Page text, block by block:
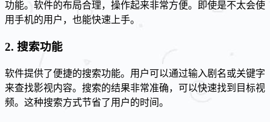
功能。软件的布局合理，操作起来非常方便。即使是不太会使
用手机的用户，也能快速上手。
2. 搜索功能
软件提供了便捷的搜索功能。用户可以通过输入剧名或关键字
来查找影视内容。搜索的结果非常准确，可以快速找到目标视
频。这种搜索方式节省了用户的时间。